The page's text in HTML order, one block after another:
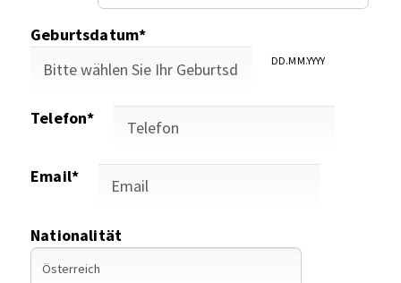
Geburtsdatum*
DD.MM.YYYY
Telefon*
Email*
Nationalität